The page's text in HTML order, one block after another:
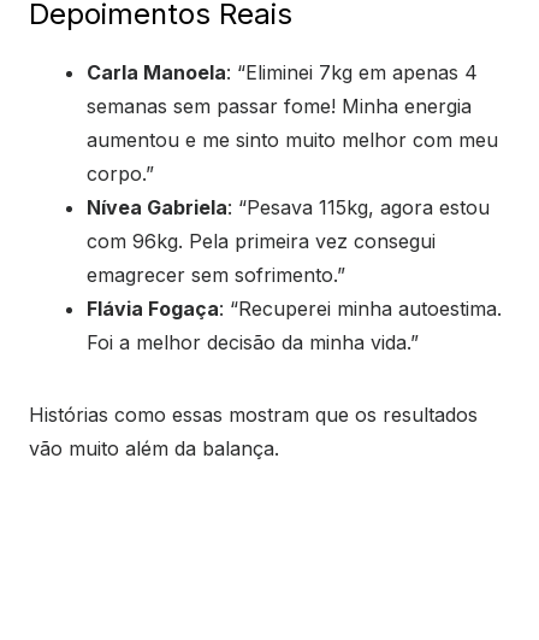
Depoimentos Reais
Carla Manoela: “Eliminei 7kg em apenas 4
semanas sem passar fome! Minha energia
aumentou e me sinto muito melhor com meu
corpo.”
Nívea Gabriela: “Pesava 115kg, agora estou
com 96kg. Pela primeira vez consegui
emagrecer sem sofrimento.”
Flávia Fogaça: “Recuperei minha autoestima.
Foi a melhor decisão da minha vida.”
Histórias como essas mostram que os resultados
vão muito além da balança.